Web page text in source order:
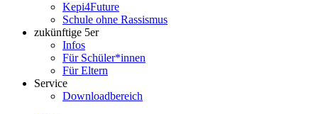
Kepi4Future
Schule ohne Rassismus
zukünftige 5er
Infos
Für Schüler*innen
Für Eltern
Service
Downloadbereich